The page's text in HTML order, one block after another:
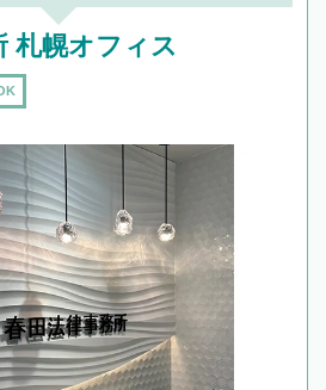
札幌オフィス